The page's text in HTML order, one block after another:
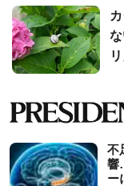
不
響
ー